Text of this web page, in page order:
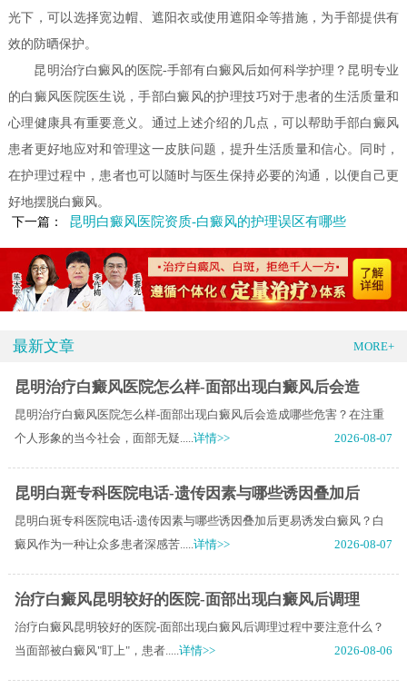
光下，可以选择宽边帽、遮阳衣或使用遮阳伞等措施，为手部提供有
效的防晒保护。
昆明治疗白癜风的医院-手部有白癜风后如何科学护理？昆明专业
的白癜风医院医生说，手部白癜风的护理技巧对于患者的生活质量和
心理健康具有重要意义。通过上述介绍的几点，可以帮助手部白癜风
患者更好地应对和管理这一皮肤问题，提升生活质量和信心。同时，
在护理过程中，患者也可以随时与医生保持必要的沟通，以便自己更
好地摆脱白癜风。
下一篇：
昆明白癜风医院资质-白癜风的护理误区有哪些
最新文章 MORE+
昆明治疗白癜风医院怎么样-面部出现白癜风后会造
昆明治疗白癜风医院怎么样-面部出现白癜风后会造成哪些危害？在注重
个人形象的当今社会，面部无疑.....详情>> 2026-08-07
昆明白斑专科医院电话-遗传因素与哪些诱因叠加后
昆明白斑专科医院电话-遗传因素与哪些诱因叠加后更易诱发白癜风？白
癜风作为一种让众多患者深感苦.....详情>> 2026-08-07
治疗白癜风昆明较好的医院-面部出现白癜风后调理
治疗白癜风昆明较好的医院-面部出现白癜风后调理过程中要注意什么？
当面部被白癜风"盯上"，患者.....详情>> 2026-08-06